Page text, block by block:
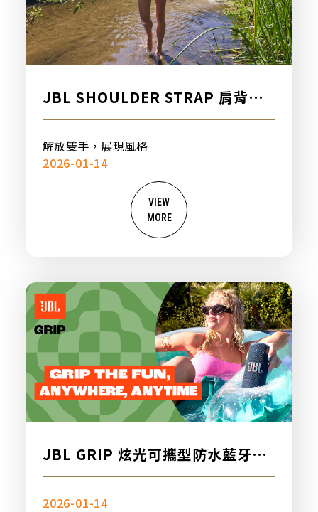
JBL SHOULDER STRAP 肩背
帶，新品上市
解放雙手，展現風格
2026-01-14
VIEW
MORE
JBL GRIP 炫光可攜型防水藍牙喇
叭，新品上市
2026-01-14